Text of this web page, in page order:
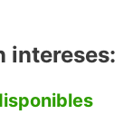
intereses: